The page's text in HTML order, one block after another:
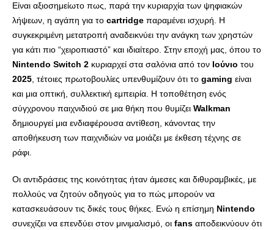
Είναι αξιοσημείωτο πως, παρά την κυριαρχία των ψηφιακών
λήψεων, η αγάπη για το cartridge παραμένει ισχυρή. Η
συγκεκριμένη μετατροπή αναδεικνύει την ανάγκη των χρηστών
για κάτι πιο “χειροπιαστό” και ιδιαίτερο. Στην εποχή μας, όπου το
Nintendo Switch 2 κυριαρχεί στα σαλόνια από τον Ιούνιο του
2025 , τέτοιες πρωτοβουλίες υπενθυμίζουν ότι το gaming είναι
και μια οπτική, συλλεκτική εμπειρία. Η τοποθέτηση ενός
σύγχρονου παιχνιδιού σε μια θήκη που θυμίζει Walkman
δημιουργεί μια ενδιαφέρουσα αντίθεση, κάνοντας την
αποθήκευση των παιχνιδιών να μοιάζει με έκθεση τέχνης σε
ράφι.
Οι αντιδράσεις της κοινότητας ήταν άμεσες και διθυραμβικές, με
πολλούς να ζητούν οδηγούς για το πώς μπορούν να
κατασκευάσουν τις δικές τους θήκες. Ενώ η επίσημη Nintendo
συνεχίζει να επενδύει στον μινιμαλισμό, οι fans αποδεικνύουν ότι